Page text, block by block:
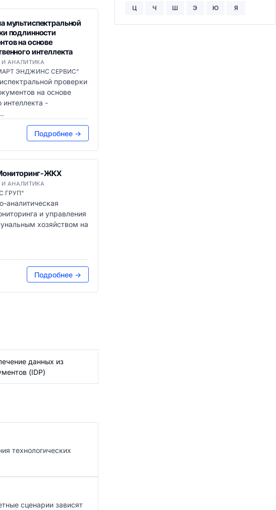
мультиспектральной
подлинности
на основе
интеллекта
АНАЛИТИКА
ЭНДЖИНС СЕРВИС"
проверки
на основе
интеллекта -
Подробнее →
ЖКХ
АНАЛИТИКА
ГРУП"
аналитическая
и управления
хозяйством на
Подробнее →
данных из
(IDP)
технологических
сценарии зависят
Ц Ч Ш Э Ю Я